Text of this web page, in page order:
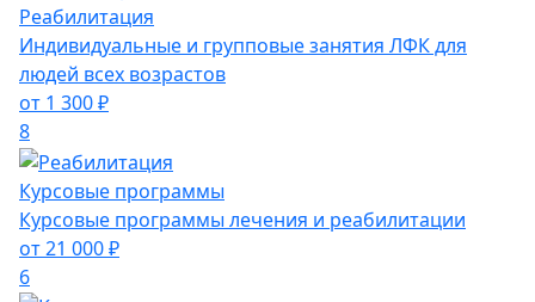
Реабилитация
Индивидуальные и групповые занятия ЛФК для
людей всех возрастов
от 1 300 ₽
8
Курсовые программы
Курсовые программы лечения и реабилитации
от 21 000 ₽
6